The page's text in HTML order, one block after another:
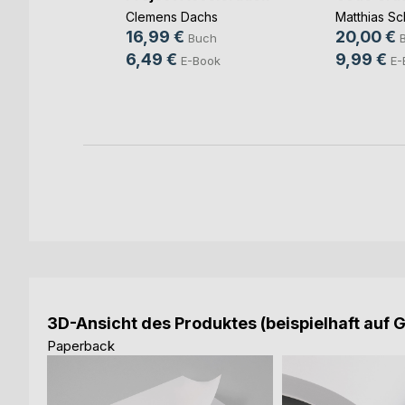
Clemens Dachs
16,99 € Buch
6,49 € E-Book
Matthias
20,00 €
9,99 €
3D-Ansicht des Produktes (beispielhaft auf
Paperback